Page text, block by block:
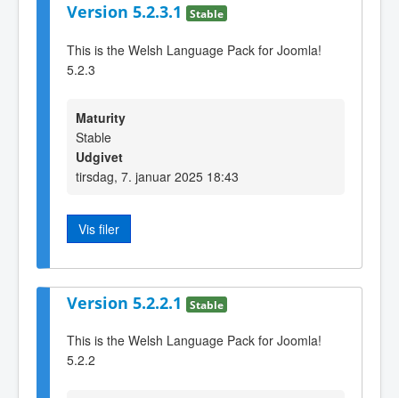
Version 5.2.3.1 Stable
This is the Welsh Language Pack for Joomla!
5.2.3
Maturity
Stable
Udgivet
tirsdag, 7. januar 2025 18:43
Vis filer
Version 5.2.2.1 Stable
This is the Welsh Language Pack for Joomla!
5.2.2